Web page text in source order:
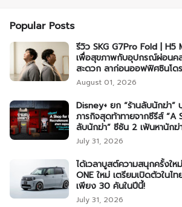
Popular Posts
รีวิว SKG G7Pro Fold | H5
เพื่อสุขภาพกับอุปกรณ์ผ่อนค
สะดวก ลาก่อนออฟฟิศซินโด
August 01, 2026
Disney+ ยก “ร้านลับนักฆ่า”
ภารกิจสุดท้าทายจากซีรีส์ “A
ลับนักฆ่า” ซีซัน 2 เฟ้นหานักฆ่
July 31, 2026
ได้เวลาบูสต์ความสนุกครั้งใ
ONE ใหม่ เตรียมเปิดตัวในไ
เพียง 30 คันในปีนี้!
July 31, 2026